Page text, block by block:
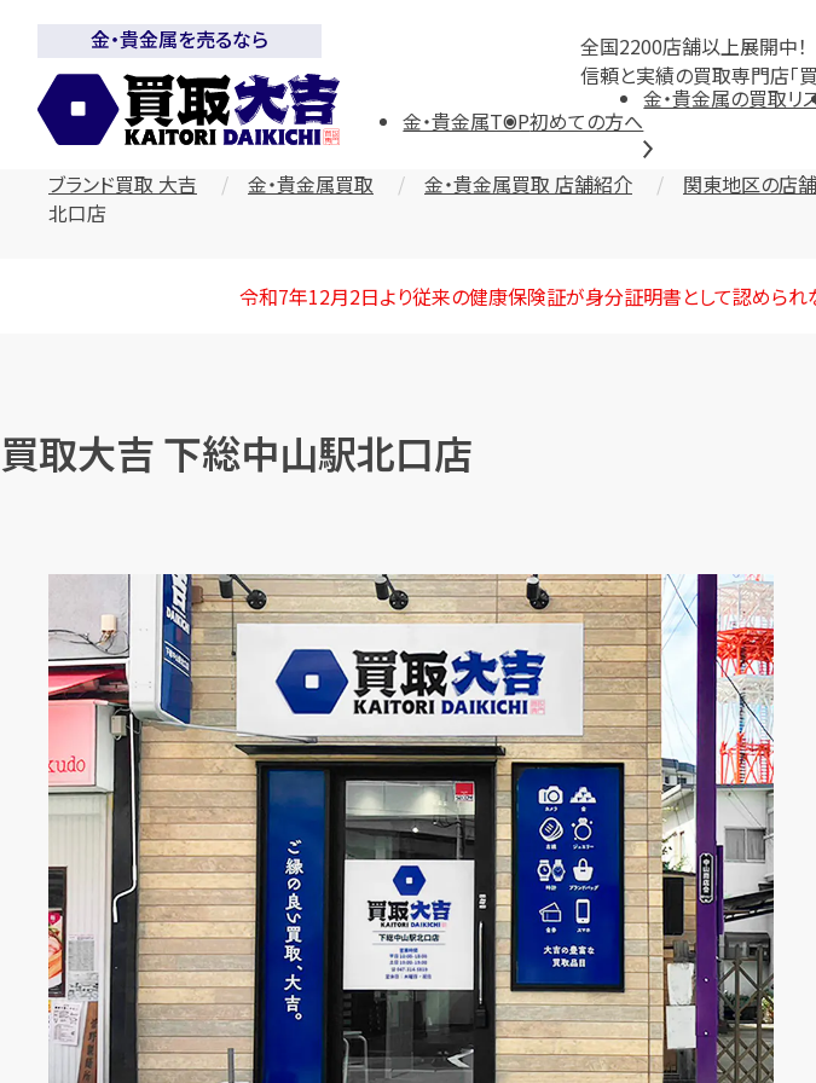
全国2200店舗以上展開中！
信頼と実績の買取専門店「
金・貴金属を売るなら
金・貴金属TOP初めての方へ
金・貴金属の買取リ
ブランド買取 大吉 金・貴金属買取 金・貴金属買取 店舗紹介 関東地区の店
北口店
令和7年12月2日より従来の健康保険証が身分証明書として認められ
買取大吉 下総中山駅北口店